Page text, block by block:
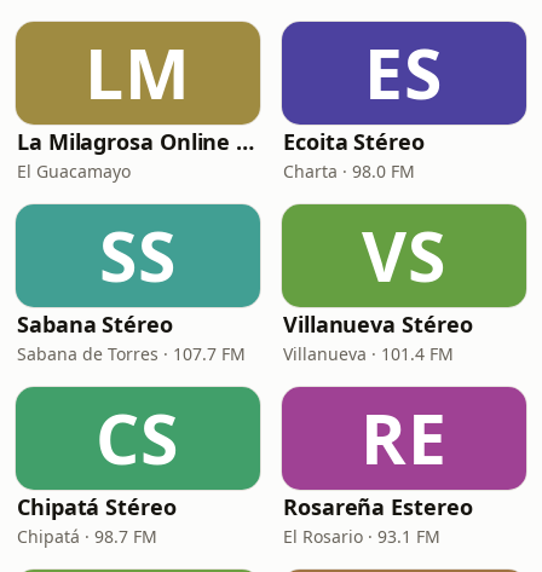
LM
La Milagrosa Online Stéreo
El Guacamayo
ES
Ecoita Stéreo
Charta · 98.0 FM
SS
Sabana Stéreo
Sabana de Torres · 107.7 FM
VS
Villanueva Stéreo
Villanueva · 101.4 FM
CS
Chipatá Stéreo
Chipatá · 98.7 FM
RE
Rosareña Estereo
El Rosario · 93.1 FM